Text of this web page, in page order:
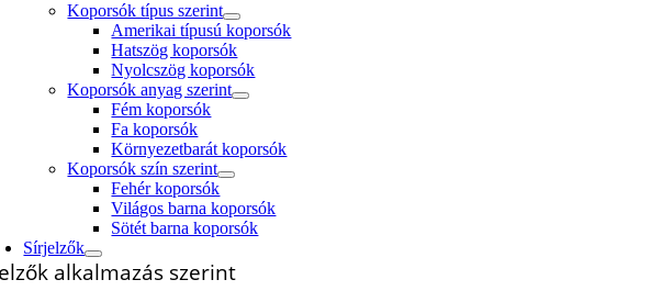
Koporsók típus szerint
Amerikai típusú koporsók
Hatszög koporsók
Nyolcszög koporsók
Koporsók anyag szerint
Fém koporsók
Fa koporsók
Környezetbarát koporsók
Koporsók szín szerint
Fehér koporsók
Világos barna koporsók
Sötét barna koporsók
Sírjelzők
alkalmazás szerint